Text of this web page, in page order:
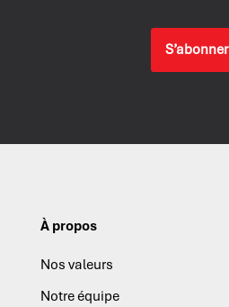
S’abonner
À propos
Nos valeurs
Notre équipe